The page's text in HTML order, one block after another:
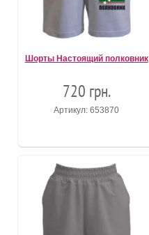
Шорты Настоящий полковник
720 грн.
Артикул: 653870